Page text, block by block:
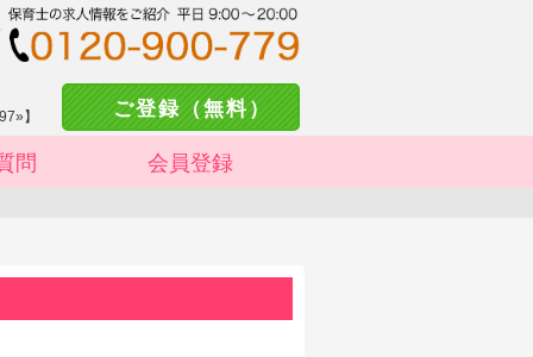
】 ご登録（無料）
問 会員登録